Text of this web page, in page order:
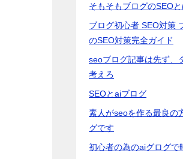
そもそもブログのSEOと
ブログ初心者 SEO対策
のSEO対策完全ガイド
seoブログ記事は先ず、
考えろ
SEOとaiブログ
素人がseoを作る最良の
グです
初心者の為のaiグログで